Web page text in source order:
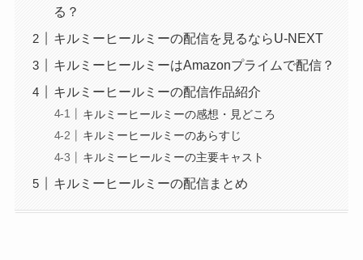
る？
キルミーヒールミーの配信を見るならU-NEXT
キルミーヒールミーはAmazonプライムで配信？
キルミーヒールミーの配信作品紹介
キルミーヒールミーの感想・見どころ
キルミーヒールミーのあらすじ
キルミーヒールミーの主要キャスト
キルミーヒールミーの配信まとめ